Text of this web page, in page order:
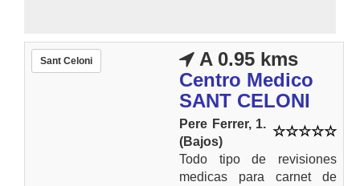
Sant Celoni
A 0.95 kms
Centro Medico
SANT CELONI
Pere Ferrer, 1.
(Bajos)
Todo tipo de revisiones
medicas para carnet de